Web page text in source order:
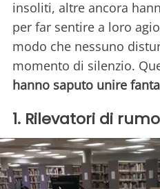
insoliti, altre ancora
per far sentire a loro
modo che nessuno
momento di silenzio.
hanno saputo unire
1. Rilevatori di